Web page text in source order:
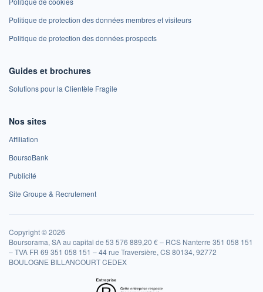
Politique de protection des données membres et visiteurs
Politique de protection des données prospects
Guides et brochures
Solutions pour la Clientèle Fragile
Nos sites
Affiliation
BoursoBank
Publicité
Site Groupe & Recrutement
Copyright © 2026
Boursorama, SA au capital de 53 576 889,20 € – RCS Nanterre 351 058 151
– TVA FR 69 351 058 151 – 44 rue Traversière, CS 80134, 92772
BOULOGNE BILLANCOURT CEDEX